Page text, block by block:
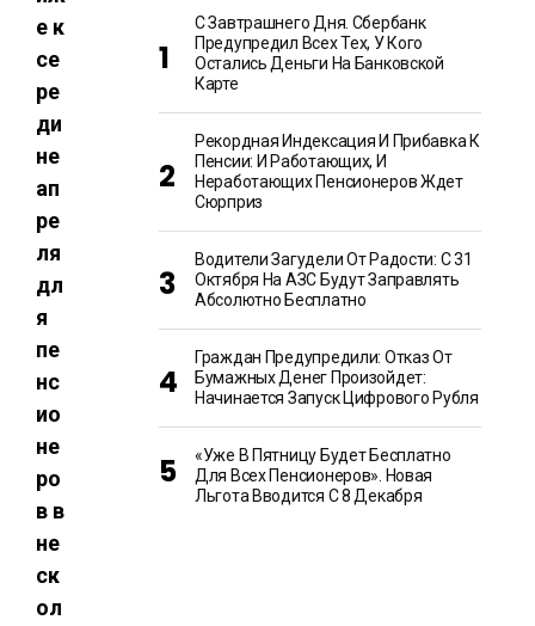
е к
се
ре
ди
не
ап
ре
ля
дл
я
пе
нс
ио
не
ро
в в
не
ск
ол
С Завтрашнего Дня. Сбербанк
Предупредил Всех Тех, У Кого
Остались Деньги На Банковской
Карте
Рекордная Индексация И Прибавка К
Пенсии: И Работающих, И
Неработающих Пенсионеров Ждет
Сюрприз
Водители Загудели От Радости: С 31
Октября На АЗС Будут Заправлять
Абсолютно Бесплатно
Граждан Предупредили: Отказ От
Бумажных Денег Произойдет:
Начинается Запуск Цифрового Рубля
«Уже В Пятницу Будет Бесплатно
Для Всех Пенсионеров». Новая
Льгота Вводится С 8 Декабря